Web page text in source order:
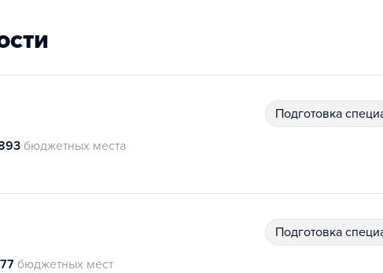
подготовка
бюджетных места
подготовка
бюджетных мест